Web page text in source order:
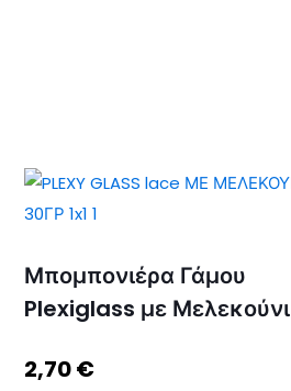
Μπομπονιέρα Γάμου
Plexiglass με Μελεκούνι
2,70€